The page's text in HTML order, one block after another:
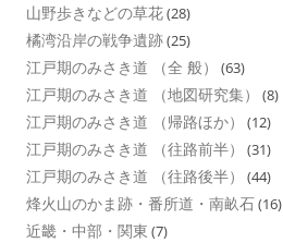
山野歩きなどの草花(28)
橘湾沿岸の戦争遺跡(25)
江戸期のみさき道 （全 般） (63)
江戸期のみさき道 （地図研究集） (8)
江戸期のみさき道 （帰路ほか） (12)
江戸期のみさき道 （往路前半） (31)
江戸期のみさき道 （往路後半） (44)
烽火山のかま跡・番所道・南畝石(16)
近畿・中部・関東 (7)